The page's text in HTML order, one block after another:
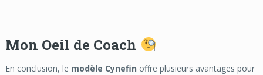
Mon Oeil de Coach
En conclusion, le modèle Cynefin offre plusieurs avantages pour